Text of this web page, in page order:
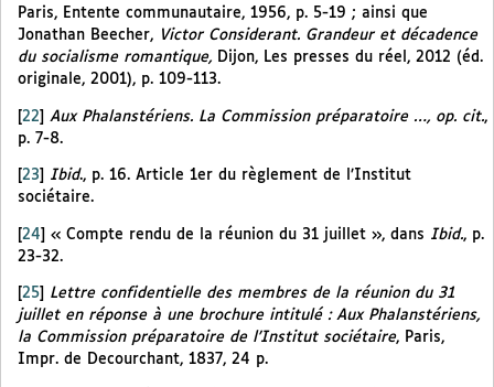
Paris, Entente communautaire, 1956, p. 5-19 ; ainsi que
Jonathan Beecher, Victor Considerant. Grandeur et décadence
du socialisme romantique, Dijon, Les presses du réel, 2012 (éd.
originale, 2001), p. 109-113.
[22] Aux Phalanstériens. La Commission préparatoire …, op. cit.,
p. 7-8.
23 Ibid., p. 16. Article 1er du règlement de l’Institut
sociétaire.
[24] « Compte rendu de la réunion du 31 juillet », dans Ibid., p.
23-32.
25
Lettre confidentielle des membres de la réunion du 31
juillet en réponse à une brochure intitulé : Aux Phalanstériens,
la Commission préparatoire de l’Institut sociétaire, Paris,
Impr. de Decourchant, 1837, 24 p.